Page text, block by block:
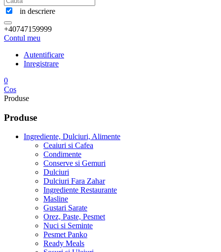
in descriere
+40747159999
Contul meu
Autentificare
Inregistrare
0
Cos
Produse
Produse
Ingrediente, Dulciuri, Alimente
Ceaiuri si Cafea
Condimente
Conserve si Gemuri
Dulciuri
Dulciuri Fara Zahar
Ingrediente Restaurante
Masline
Gustari Sarate
Orez, Paste, Pesmet
Nuci si Seminte
Pesmet Panko
Ready Meals